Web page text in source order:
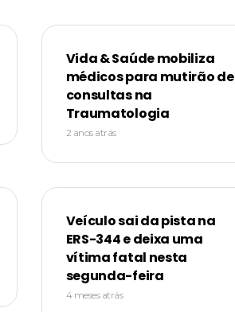
Vida & Saúde mobiliza
médicos para mutirão de
consultas na
Traumatologia
2 anos atrás
Veículo sai da pista na
ERS-344 e deixa uma
vítima fatal nesta
segunda-feira
4 meses atrás